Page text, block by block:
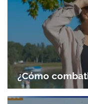
¿Cómo